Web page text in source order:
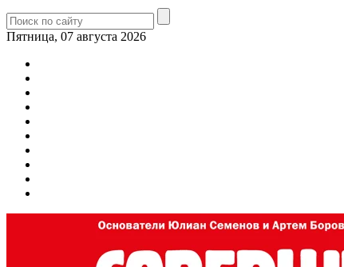
Пятница, 07 августа 2026